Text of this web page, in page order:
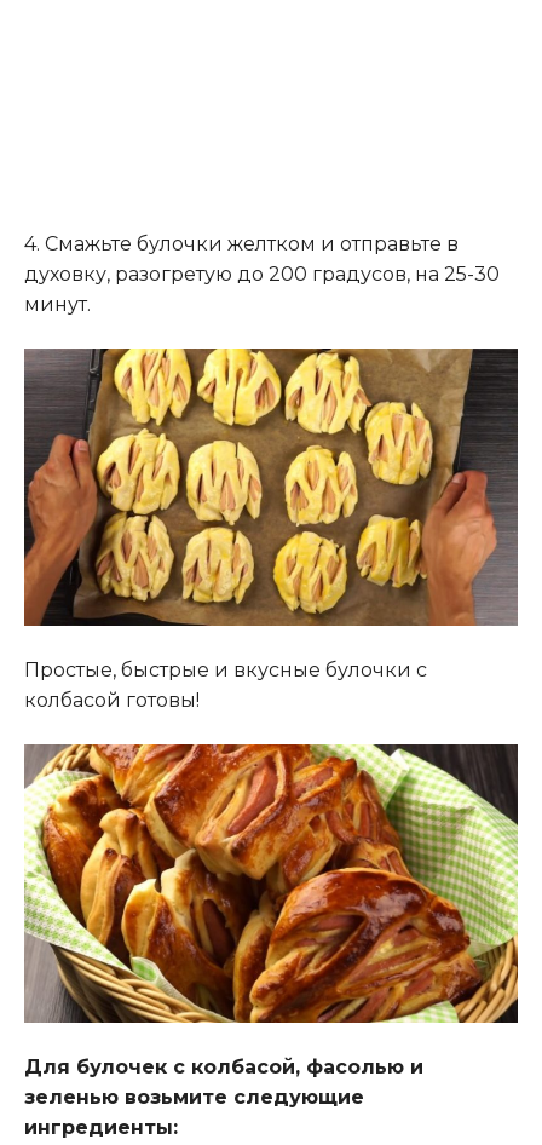
4. Смажьте булочки желтком и отправьте в
духовку, разогретую до 200 градусов, на 25-30
минут.
Простые, быстрые и вкусные булочки с
колбасой готовы!
Для булочек с колбасой, фасолью и
зеленью возьмите следующие
ингредиенты: